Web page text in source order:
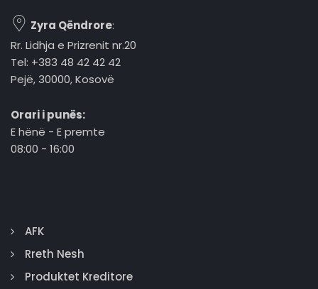
Zyra Qëndrore:
Rr. Lidhja e Prizrenit nr.20
Tel: +383 48 42 42 42
Pejë, 30000, Kosovë
Orari i punës:
E hënë - E premte
08:00 - 16:00
AFK
Rreth Nesh
Produktet Kreditore